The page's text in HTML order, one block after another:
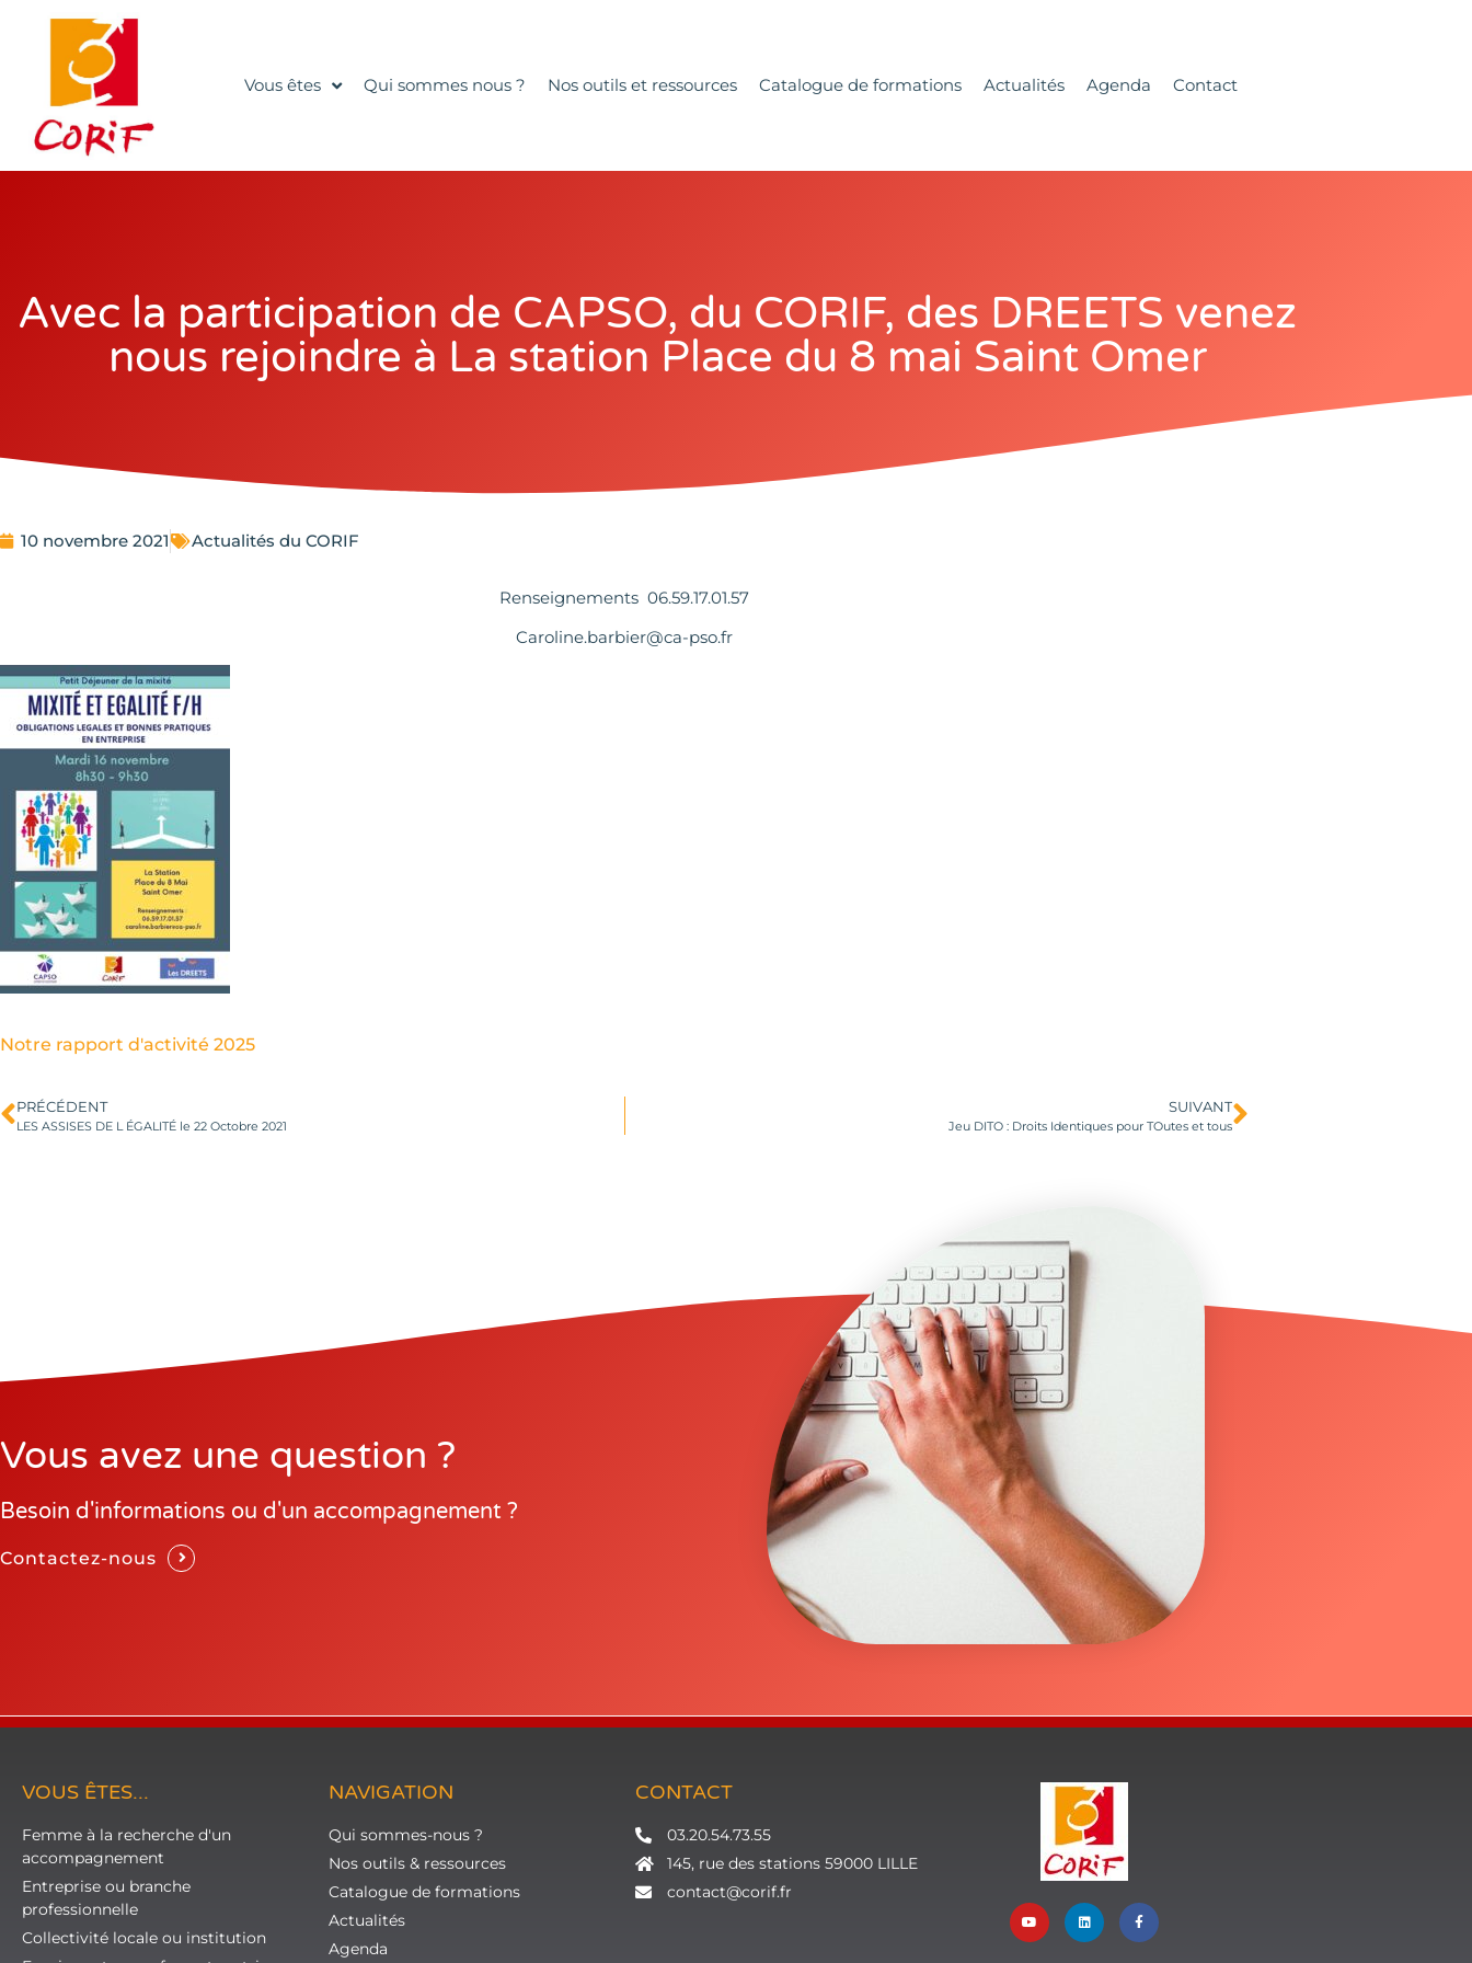
Vous êtes Qui sommes nous ? Nos outils et ressources Catalogue de formations Actualités Agenda Contact
Avec la participation de CAPSO, du CORIF, des DREETS venez
nous rejoindre à La station Place du 8 mai Saint Omer
10 novembre 2021 Actualités du CORIF
Renseignements 06.59.17.01.57
Caroline.barbier@ca-pso.fr
Notre rapport d'activité 2025
PRÉCÉDENT
LES ASSISES DE L ÉGALITÉ le 22 Octobre 2021
SUIVANT
Jeu DITO : Droits Identiques pour TOutes et tous
Vous avez une question ?
Besoin d'informations ou d'un accompagnement ?
Contactez-nous
VOUS ÊTES...
Femme à la recherche d'un
accompagnement
Entreprise ou branche
professionnelle
Collectivité locale ou institution
NAVIGATION
Qui sommes-nous ?
Nos outils & ressources
Catalogue de formations
Actualités
Agenda
CONTACT
03.20.54.73.55
145, rue des stations 59000 LILLE
contact@corif.fr